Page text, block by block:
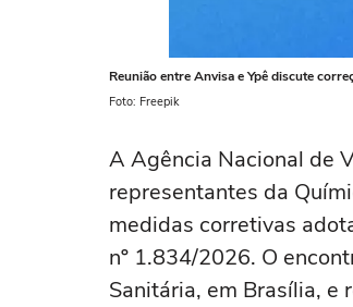
Reunião entre Anvisa e Ypê discute
Foto: Freepik
A Agência Nacional de
representantes da
medidas corretivas
nº 1.834/2026. O
Sanitária, em Brasília, e